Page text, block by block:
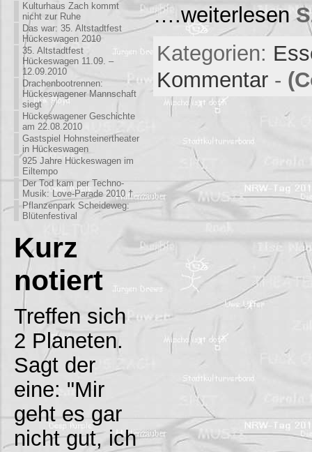
Kulturhaus Zach kommt
nicht zur Ruhe
Das war: 35. Altstadtfest
Hückeswagen 2010
35. Altstadtfest
Hückeswagen 11.09. –
12.09.2010
Drachenbootrennen:
Hückeswagener Mannschaft
siegt
Hückeswagener Geschichte
am 22.08.2010
Gastspiel Hohnsteinertheater
in Hückeswagen
925 Jahre Hückeswagen im
Eiltempo
Der Tod kam per Techno-
Musik: Love-Parade 2010 †
Pflanzenpark Scheideweg:
Blütenfestival
Kurz
notiert
Treffen sich
2 Planeten.
Sagt der
eine: "Mir
geht es gar
nicht gut, ich
….weiterlesen
Kategorien:
Kommentar-